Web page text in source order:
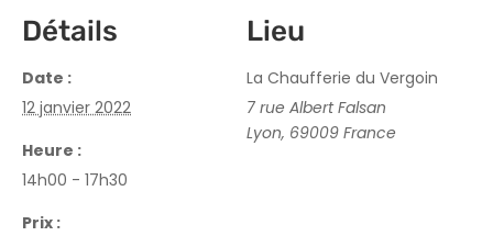
Détails
Date :
12 janvier 2022
Heure :
14h00 - 17h30
Prix :
Lieu
La Chaufferie du Vergoin
7 rue Albert Falsan
Lyon, 69009 France